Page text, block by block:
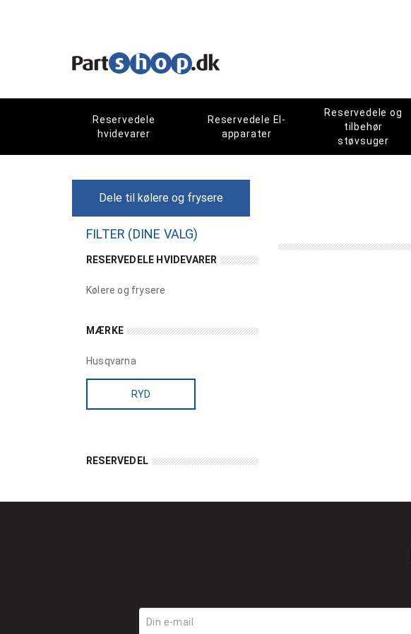
Reservedele
hvidevarer
Reservedele El-
apparater
Reservedele og
tilbehør
støvsuger
Dele til kølere og frysere
FILTER (DINE VALG)
RESERVEDELE HVIDEVARER
Kølere og frysere
MÆRKE
Husqvarna
RYD
RESERVEDEL